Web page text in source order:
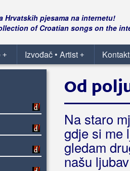
Hrvatskih pjesama na internetu!
of Croatian songs on the
+ +
Izvođač • Artist
Od
Na staro
gdje si me
gledam
našu